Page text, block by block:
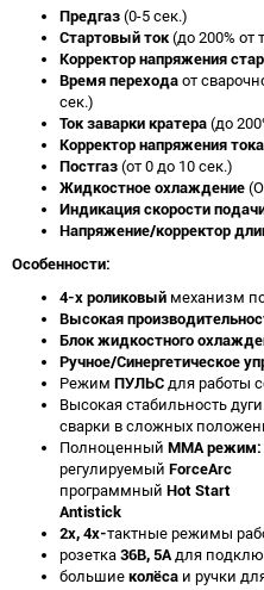
Предгаз (0-5 сек.)
Стартовый ток (до 200% от
Корректор напряжения
Время перехода от
сек.)
Ток заварки кратера (до
Корректор напряжения
Постгаз (от 0 до 10 сек.)
Жидкостное охлаждение
Индикация скорости
Напряжение/корректор
Особенности:
4-х роликовый механизм
Высокая
Блок жидкостного
Ручное/Синергетическое
Режим ПУЛЬС для работы
Высокая стабильность
сварки в сложных
Полноценный ММА режим:
регулируемый ForceArc
программный Hot Start
Antistick
2х, 4х-тактные режимы
розетка 36В, 5А для
большие колёса и ручки